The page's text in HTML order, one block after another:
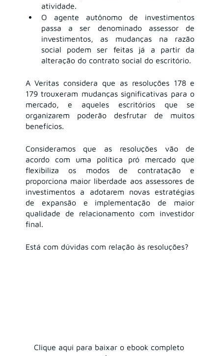
atividade.
O agente autônomo de investimentos
passa a ser denominado assessor de
investimentos, as mudanças na razão
social podem ser feitas já a partir da
alteração do contrato social do escritório.
A Veritas considera que as resoluções 178 e
179 trouxeram mudanças significativas para o
mercado, e aqueles escritórios que se
organizarem poderão desfrutar de muitos
benefícios.
Consideramos que as resoluções vão de
acordo com uma política pró mercado que
flexibiliza os modos de contratação e
proporciona maior liberdade aos assessores de
investimentos a adotarem novas estratégias
de expansão e implementação de maior
qualidade de relacionamento com investidor
final.
Está com dúvidas com relação às resoluções?
Clique aqui para baixar o ebook completo